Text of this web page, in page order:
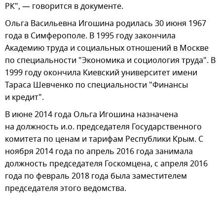
РК", — говорится в документе.
Ольга Васильевна Игошина родилась 30 июня 1967
года в Симферополе. В 1995 году закончила
Академию труда и социальных отношений в Москве
по специальности "Экономика и социология труда". В
1999 году окончила Киевский университет имени
Тараса Шевченко по специальности "Финансы
и кредит".
В июне 2014 года Ольга Игошина назначена
на должность и.о. председателя Государственного
комитета по ценам и тарифам Республики Крым. С
ноября 2014 года по апрель 2016 года занимала
должность председателя Госкомцена, с апреля 2016
года по февраль 2018 года была заместителем
председателя этого ведомства.